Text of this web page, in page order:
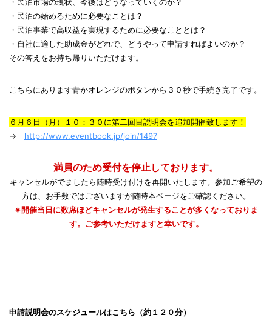
・民泊市場の現状、今後はどうなっていくのか？
・民泊の始めるために必要なことは？
・民泊事業で高収益を実現するために必要なこととは？
・自社に適した助成金がどれで、どうやって申請すればよいのか？
その答えをお持ち帰りいただけます。
こちらにあります青かオレンジのボタンから３０秒で手続き完了です。
６月６日（月）１０：３０に第二回目説明会を追加開催致します！
→ http://www.eventbook.jp/join/1497
満員のため受付を停止しております。
キャンセルがでましたら随時受け付けを再開いたします。参加ご希望の
方は、お手数ではございますが随時本ページをご確認ください。
※開催当日に数席ほどキャンセルが発生することが多くなっておりま
す。ご参考いただけますと幸いです。
申請説明会のスケジュールはこちら（約１２０分）